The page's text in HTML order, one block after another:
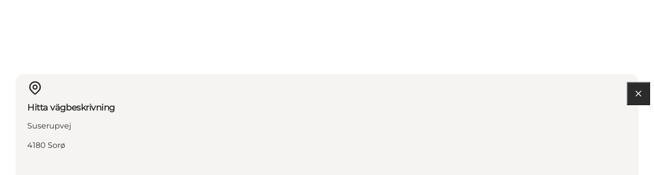
Hitta vägbeskrivning
Suserupvej
4180 Sorø